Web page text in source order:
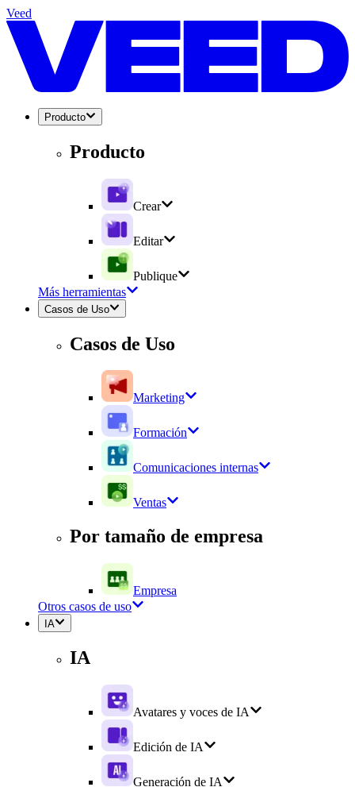
Veed
Producto
Producto
Crear
Editar
Publique
Más herramientas
Casos de Uso
Casos de Uso
Marketing
Formación
Comunicaciones internas
Ventas
Por tamaño de empresa
Empresa
Otros casos de uso
IA
IA
Avatares y voces de IA
Edición de IA
Generación de IA